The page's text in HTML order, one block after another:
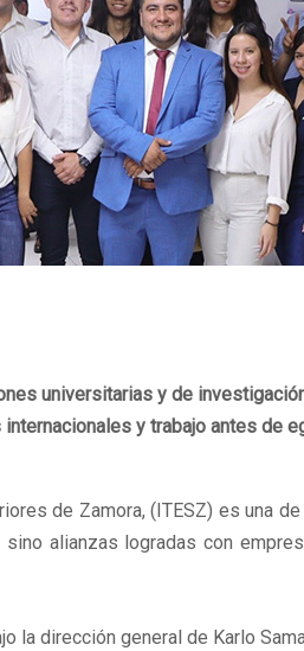
universitarias y de
y trabajo antes de
de Zamora, (ITESZ) es una
alianzas logradas con
la dirección general de Karlo